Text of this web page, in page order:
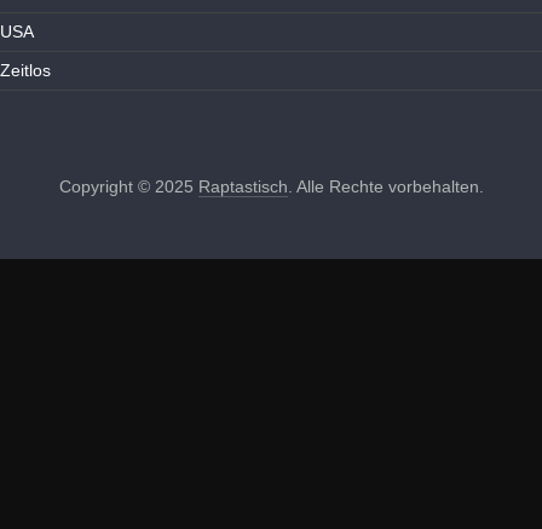
USA
Zeitlos
Copyright © 2025 Raptastisch . Alle Rechte vorbehalten.